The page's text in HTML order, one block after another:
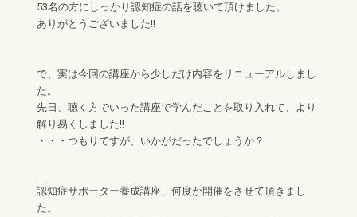
53名の方にしっかり認知症の話を聴いて頂けました。
ありがとうございました!!
で、実は今回の講座から少しだけ内容をリニューアルしまし
た。
先日、聴く方でいった講座で学んだことを取り入れて、より
解り易くしました!!
・・・つもりですが、いかがだったでしょうか？
認知症サポーター養成講座、何度か開催をさせて頂きまし
た。